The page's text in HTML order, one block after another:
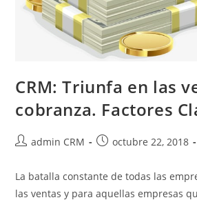
CRM: Triunfa en las
cobranza. Factores
admin CRM octubre 22, 2018
La batalla constante de todas las
las ventas y para aquellas empresas